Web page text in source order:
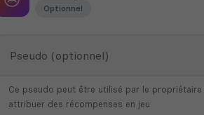
Optionnel
Ce pseudo peut être utilisé par le
attribuer des récompenses en jeu